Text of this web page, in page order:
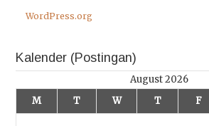
WordPress.org
Kalender (Postingan)
August 2026
M
T W T F